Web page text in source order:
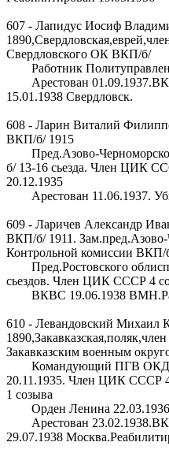
607 - Лапидус Иосиф
Свердловского ОК ВКП/б/
Работник
Арестован
15.01.1938 Свердловск.
608 - Ларин Виталий
ВКП/б/ 1915
Пред.Азово-
б/ 13-16 сьезда. Член ЦИК
20.12.1935
Арестован 11.06.1937.
609 - Ларичев Александр
ВКП/б/ 1911. Зам.пред.Азово-
Контрольной комиссии ВКП/
Пред.Ростовского
сьездов. Член ЦИК СССР 4
ВКВС 19.06.1938
610 - Левандовский Михаил
Закавказским военным
Командующий ПГВ
20.11.1935. Член ЦИК СССР
1 созыва
Орден Ленина 22.03.1936.
Арестован
29.07.1938